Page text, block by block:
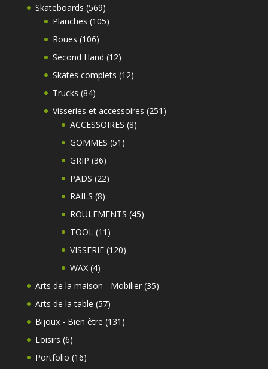
Skateboards 569569
produits
Planches 105105
Roues 106106
produits
Second Hand 1212
produits
Skates complets 1212
Trucks 8484
produits
Visseries et accessoires 251 251
ACCESSOIRES 88
GOMMES 51 51
GRIP 3636
produits
PADS 2222
RAILS 88
produits
ROULEMENTS 4545
TOOL 11 11
produits
VISSERIE 120120
WAX 44
produits
Arts de la maison - Mobilier 3535
Arts de la table 5757
produits
Bijoux - Bien être 131 131
Loisirs 66
produits
Portfolio 1616